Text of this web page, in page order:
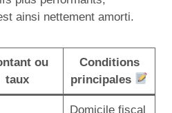
ainsi nettement amorti.
ou
taux
Conditions
principales
Domicile fiscal